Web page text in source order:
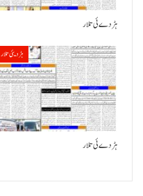
ہڑدے ئی تلار
ہڑدیئی تلار
ہڑدے ئی تلار